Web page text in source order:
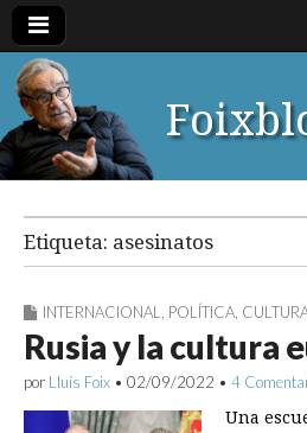
Etiqueta: asesinatos
INTERNACIONAL POLÍTICA
Rusia y la cultura
por Lluís Foix • 02/09/2022 • 4
Una